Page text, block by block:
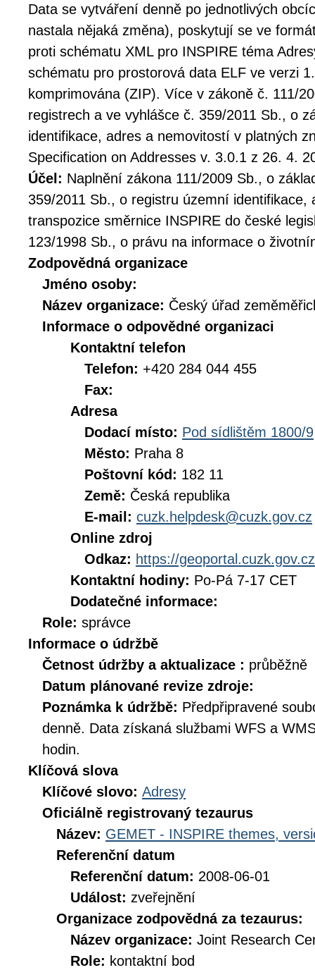
Data se vytváření denně po jednotlivých
nastala nějaká změna), poskytují se ve
proti schématu XML pro INSPIRE téma
schématu pro prostorová data ELF ve verzi
komprimována (ZIP). Více v zákoně č. 111/
registrech a ve vyhlášce č. 359/2011 Sb., o
identifikace, adres a nemovitostí v platných
Specification on Addresses v. 3.0.1 z 26. 4.
Účel: Naplnění zákona 111/2009 Sb., o
359/2011 Sb., o registru územní identifikace,
transpozice směrnice INSPIRE do české
123/1998 Sb., o právu na informace o
Zodpovědná organizace
Jméno osoby:
Název organizace: Český úřad
Informace o odpovědné organizaci
Kontaktní telefon
Telefon: +420 284 044 455
Fax:
Adresa
Dodací místo: Pod sídlištěm 1800/9
Město: Praha 8
Poštovní kód: 182 11
Země: Česká republika
E-mail: cuzk.helpdesk@cuzk.gov.cz
Online zdroj
Odkaz: https://geoportal.cuzk.gov.cz
Kontaktní hodiny: Po-Pá 7-17 CET
Dodatečné informace:
Role: správce
Informace o údržbě
Četnost údržby a aktualizace : průběžně
Datum plánované revize zdroje:
Poznámka k údržbě: Předpřipravené
denně. Data získaná službami WFS a
hodin.
Klíčová slova
Klíčové slovo: Adresy
Oficiálně registrovaný tezaurus
Název: GEMET - INSPIRE themes,
Referenční datum
Referenční datum: 2008-06-01
Událost: zveřejnění
Organizace zodpovědná za tezaurus:
Název organizace: Joint Research
Role: kontaktní bod